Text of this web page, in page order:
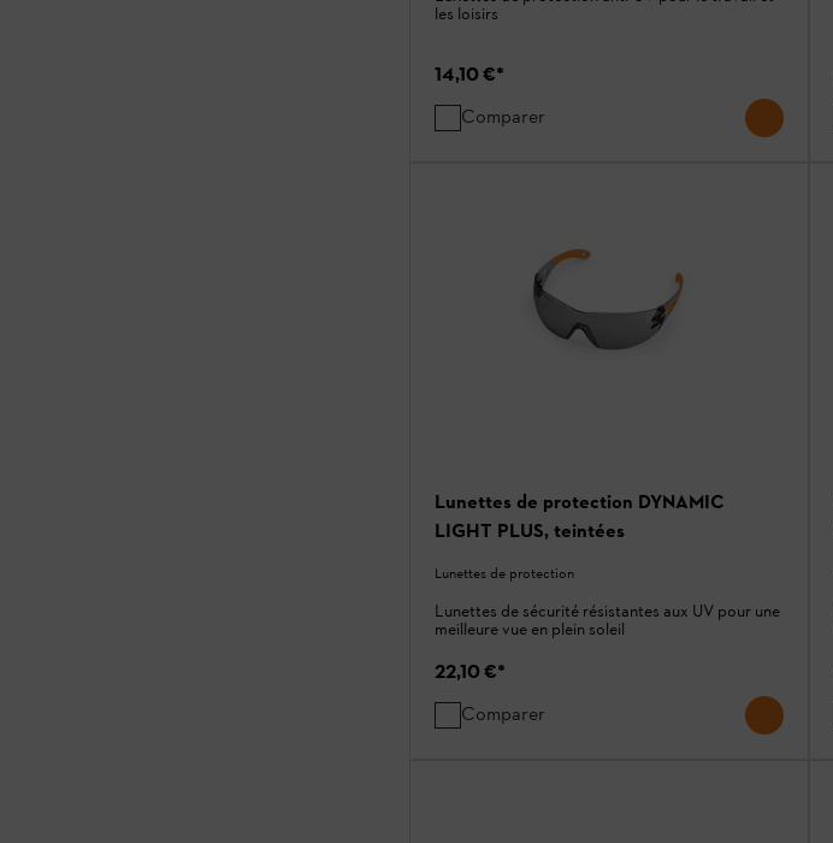
les loisirs
14,10 €*
Comparer
Lunettes de protection DYNAMIC
LIGHT PLUS, teintées
Lunettes de protection
Lunettes de sécurité résistantes aux UV pour une
meilleure vue en plein soleil
22,10 €*
Comparer